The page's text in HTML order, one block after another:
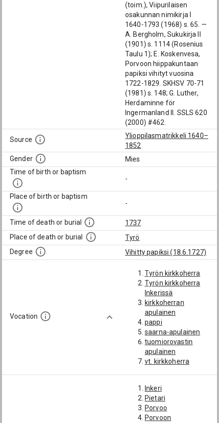
(toim.), Viipurilaisen
osakunnan nimikirja I
1640-1793 (1968) s. 65. —
A. Bergholm, Sukukirja II
(1901) s. 1114 (Rosenius
Taulu 1); E. Koskenvesa,
Porvoon hiippakuntaan
papiksi vihityt vuosina
1722-1829. SKHSV 70-71
(1981) s. 148; G. Luther,
Herdaminne för
Ingermanland II. SSLS 620
(2000) #462.
Source
Ylioppilasmatrikkeli 1640–
1852
Gender
Mies
Time of birth or baptism
-
Place of birth or baptism
-
Time of death or burial
1737
Place of death or burial
Tyrö
Degree
Vihitty papiksi (18.6.1727)
Vocation
Tyrön kirkkoherra
Tyrön kirkkoherra
Inkerissä
kirkkoherran
apulainen
pappi
saarna-apulainen
tuomiorovastin
apulainen
vt. kirkkoherra
Inkeri
Pietari
Porvoo
Porvoon